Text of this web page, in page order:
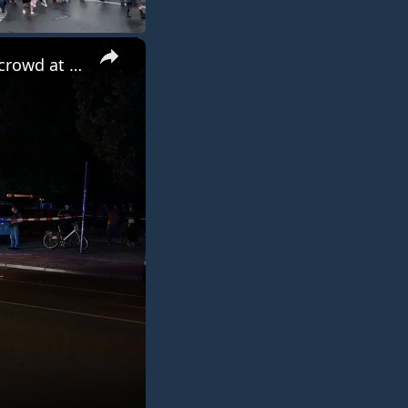
×
Germany: 1 killed, more than 10 injured as vehicle ploughs into crowd at parade in Berlin.